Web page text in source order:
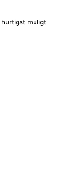
muligt